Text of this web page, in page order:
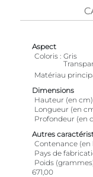
Aspect
Coloris Gris
Matériau
Dimensions
Hauteur (en cm)
Longueur (en
Profondeur (en
Autres
Contenance (en
Pays de
Poids
671,00